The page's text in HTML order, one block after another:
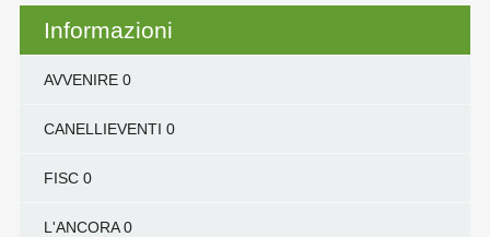
Informazioni
AVVENIRE0
CANELLIEVENTI 0
FISC0
L'ANCORA0